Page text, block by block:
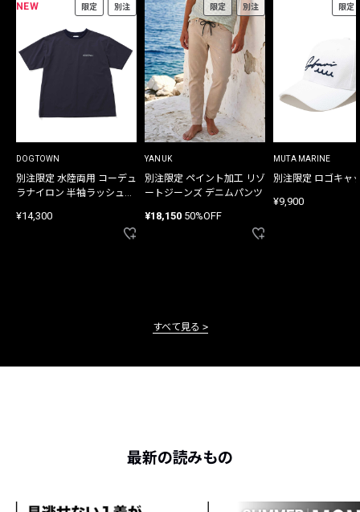
NEW 限定 別注
DOGTOWN
別注限定 水陸両用 コーデュ
ラナイロン 半袖ラッシュガ
¥14,300
限定 別注
YANUK
別注限定 ペイント加工 リゾ
ートジーンズ デニムパンツ
¥18,150 50%OFF
限定
MUTA MARINE
別注限定 ロゴキャ
¥9,900
すべて見る
最新の読みもの